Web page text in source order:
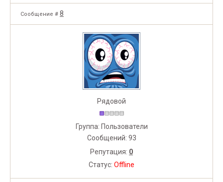
Сообщение # 8
Рядовой
Группа: Пользователи
Сообщений: 93
Репутация: 0
Статус: Offline